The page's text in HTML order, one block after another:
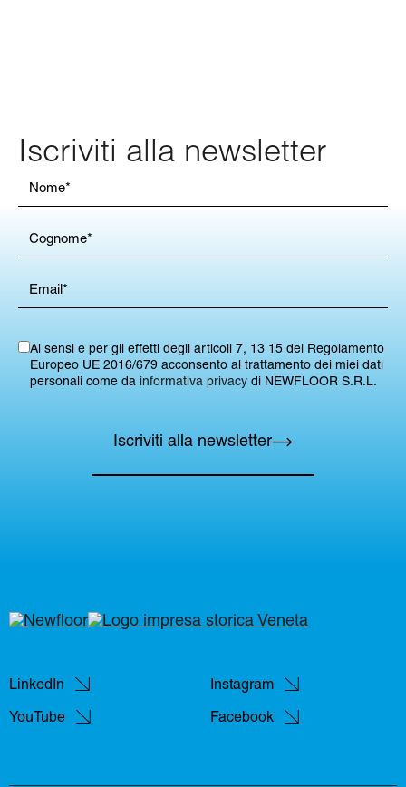
Iscriviti alla newsletter
Ai sensi e per gli effetti degli articoli 7, 13 15 del Regolamento
Europeo UE 2016/679 acconsento al trattamento dei miei dati
personali come da informativa privacy di NEWFLOOR S.R.L.
Iscriviti alla newsletter
LinkedIn
YouTube
Instagram
Facebook